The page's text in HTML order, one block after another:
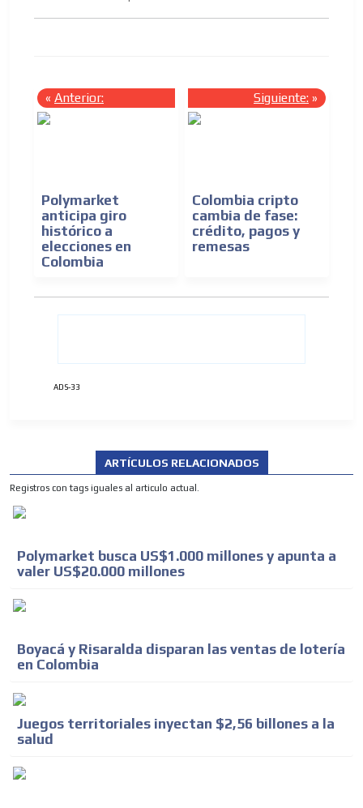
« Anterior:
Polymarket
anticipa giro
histórico a
elecciones en
Colombia
Siguiente: »
Colombia cripto
cambia de fase:
crédito, pagos y
remesas
ADS-33
ARTÍCULOS RELACIONADOS
Registros con tags iguales al articulo actual.
Polymarket busca US$1.000 millones y apunta a
valer US$20.000 millones
Boyacá y Risaralda disparan las ventas de lotería
en Colombia
Juegos territoriales inyectan $2,56 billones a la
salud
ADVERTISEMENT
ADVERTISEMENT